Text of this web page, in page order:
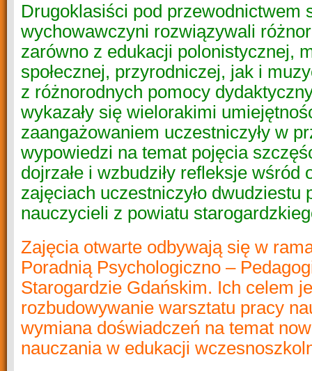
Drugoklasiści pod przewodnictwem
wychowawczyni rozwiązywali
zarówno z edukacji polonistycznej,
społecznej, przyrodniczej, jak i
z różnorodnych pomocy
wykazały się wielorakimi
zaangażowaniem uczestniczyły w
wypowiedzi na temat pojęcia
dojrzałe i wzbudziły refleksje wśród
zajęciach uczestniczyło dwudziestu
nauczycieli z powiatu
Zajęcia otwarte odbywają się w
Poradnią Psychologiczno –
Starogardzie Gdańskim. Ich celem
rozbudowywanie warsztatu pracy
wymiana doświadczeń na temat
nauczania w edukacji